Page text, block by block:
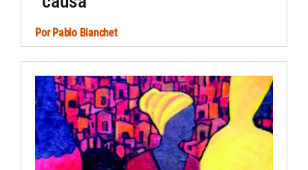
Por Pablo Bianchet